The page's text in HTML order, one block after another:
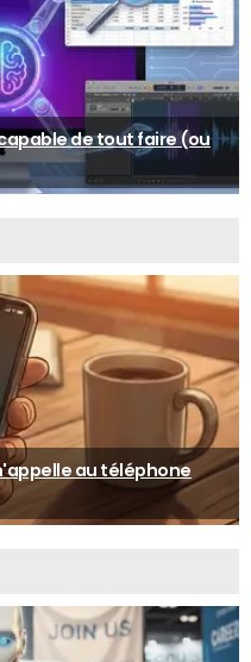
de tout faire (ou
au téléphone